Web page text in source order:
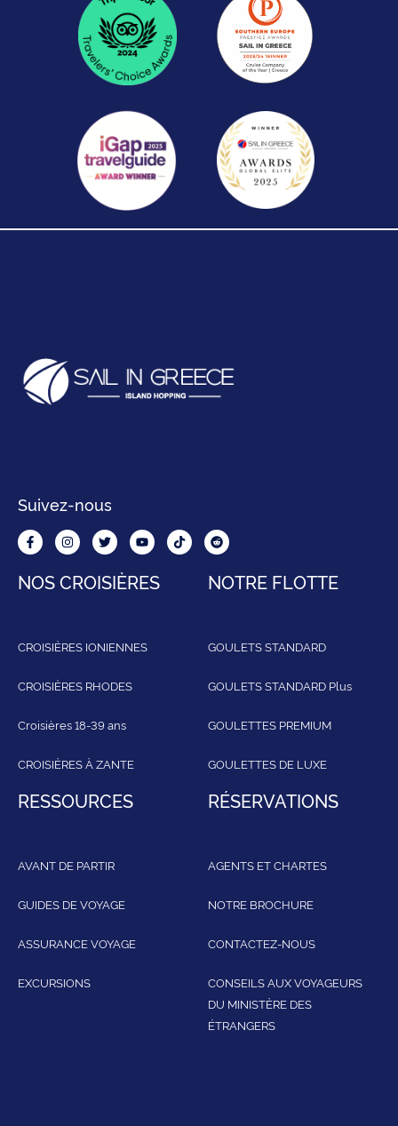
Suivez-nous
NOS CROISIÈRES
CROISIÈRES IONIENNES
CROISIÈRES RHODES
Croisières 18-39 ans
CROISIÈRES À ZANTE
NOTRE FLOTTE
GOULETS STANDARD
GOULETS STANDARD Plus
GOULETTES PREMIUM
GOULETTES DE LUXE
RESSOURCES
AVANT DE PARTIR
GUIDES DE VOYAGE
ASSURANCE VOYAGE
EXCURSIONS
RÉSERVATIONS
AGENTS ET CHARTES
NOTRE BROCHURE
CONTACTEZ-NOUS
CONSEILS AUX VOYAGEURS
DU MINISTÈRE DES
ÉTRANGERS